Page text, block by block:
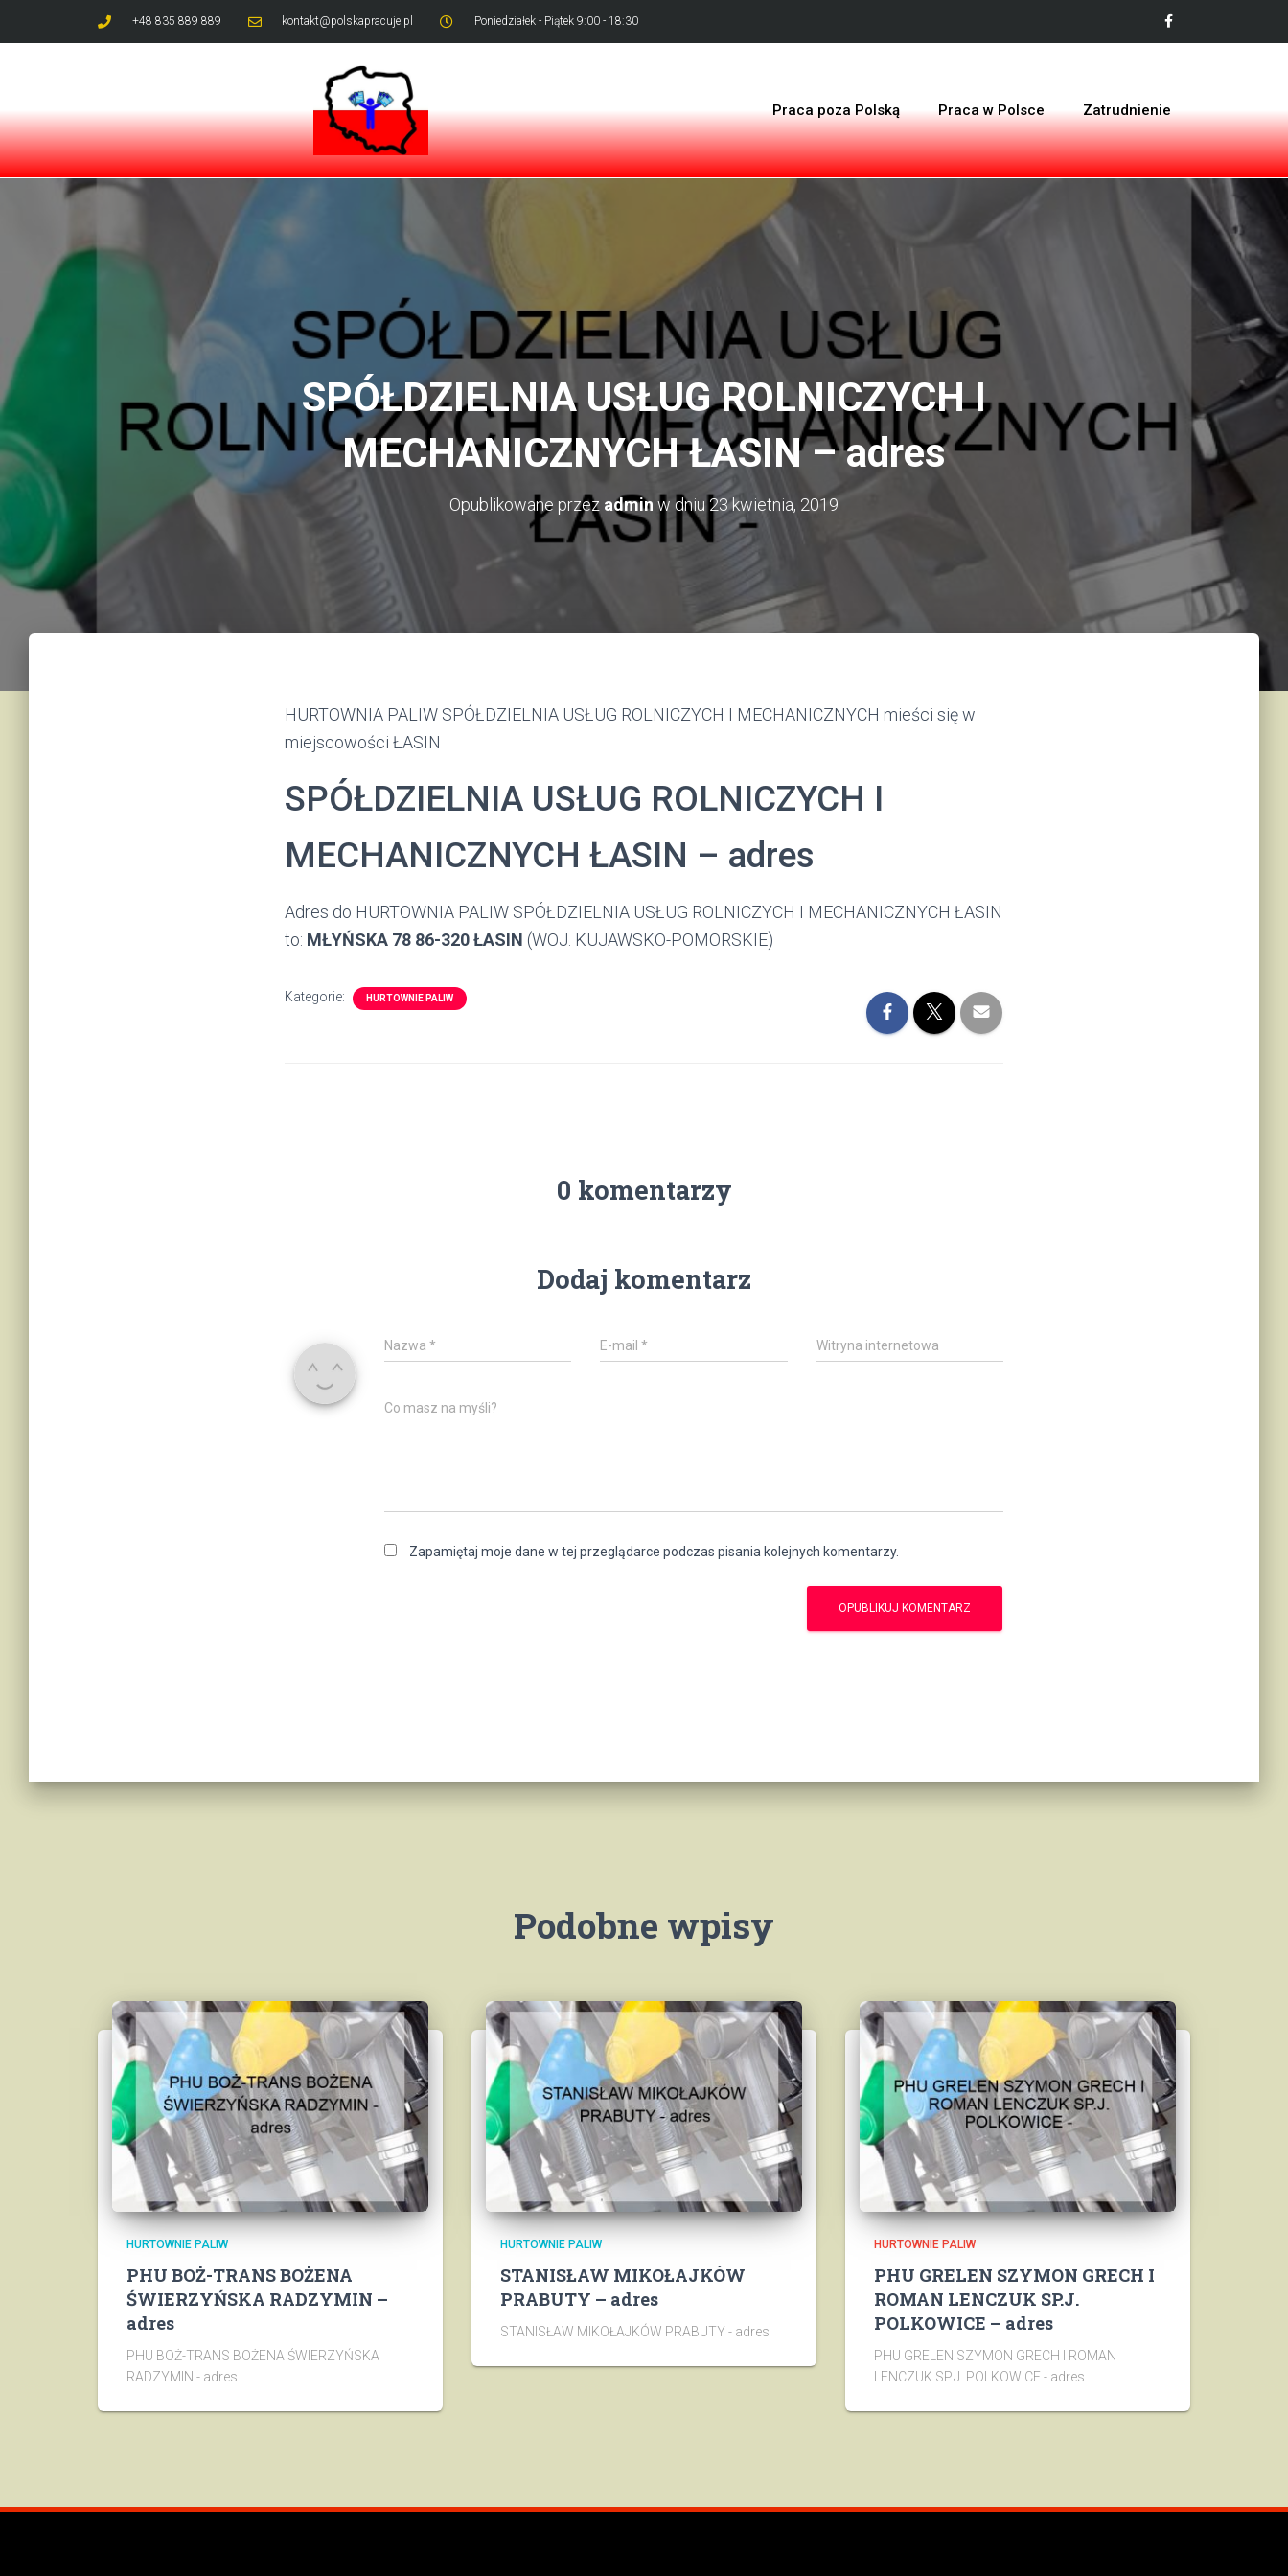
+48 835 889 889 kontakt@polskapracuje.pl Poniedziałek - Piątek 9:00 - 18:30
Praca poza Polską Praca w Polsce Zatrudnienie
SPÓŁDZIELNIA USŁUG ROLNICZYCH I
MECHANICZNYCH ŁASIN – adres
Opublikowane przez admin w dniu 23 kwietnia, 2019
HURTOWNIA PALIW SPÓŁDZIELNIA USŁUG ROLNICZYCH I MECHANICZNYCH mieści się w
miejscowości ŁASIN
SPÓŁDZIELNIA USŁUG ROLNICZYCH I
MECHANICZNYCH ŁASIN – adres
Adres do HURTOWNIA PALIW SPÓŁDZIELNIA USŁUG ROLNICZYCH I MECHANICZNYCH ŁASIN
to: MŁYŃSKA 78 86-320 ŁASIN (WOJ. KUJAWSKO-POMORSKIE)
Kategorie: HURTOWNIE PALIW
0 komentarzy
Dodaj komentarz
Nazwa * E-mail* Witryna internetowa
Co masz na myśli?
Zapamiętaj moje dane w tej przeglądarce podczas pisania kolejnych komentarzy.
Podobne wpisy
HURTOWNIE PALIW
PHU BOŻ-TRANS BOŻENA
ŚWIERZYŃSKA RADZYMIN –
adres
PHU BOŻ-TRANS BOŻENA ŚWIERZYŃSKA
RADZYMIN - adres
HURTOWNIE PALIW
STANISŁAW MIKOŁAJKÓW
PRABUTY – adres
STANISŁAW MIKOŁAJKÓW PRABUTY - adres
HURTOWNIE PALIW
PHU GRELEN SZYMON GRECH I
ROMAN LENCZUK SP.J.
POLKOWICE – adres
PHU GRELEN SZYMON GRECH I ROMAN
LENCZUK SP.J. POLKOWICE - adres